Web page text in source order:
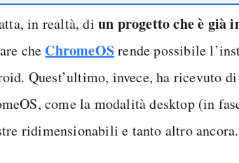
in realtà, di un progetto che è già
che ChromeOSrende possibile
Quest’ultimo, invece, ha ricevuto
come la modalità desktop (in
ridimensionabili e tanto altro ancora.